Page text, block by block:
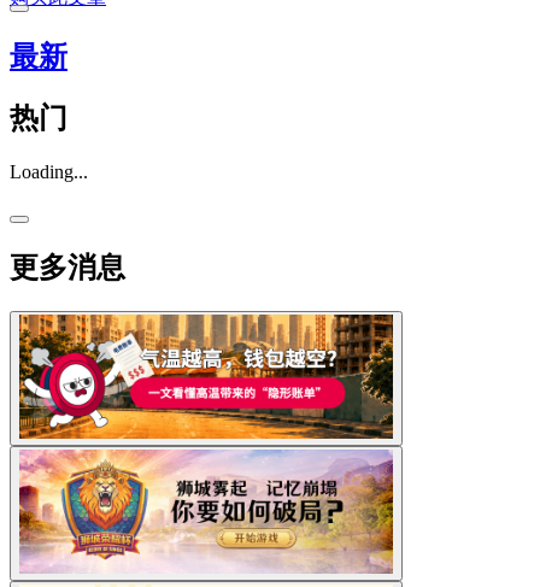
最新
热门
Loading...
更多消息